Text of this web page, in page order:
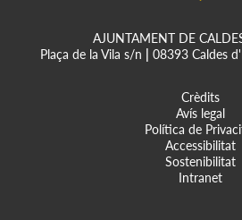
AJUNTAMENT DE
Plaça de la Vila s/n
08393 Caldes
Crèdits
Avís legal
Política de
Accessibilitat
Sostenibilitat
Intranet